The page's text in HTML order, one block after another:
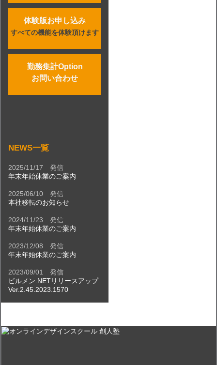
体験版お申し込み
すべての機能を体験頂けます
勤務集計Option
お問い合わせ
NEWS一覧
2025/11/17 発信
年末年始休業のご案内
2025/06/10 発信
本社移転のお知らせ
2024/11/23 発信
年末年始休業のご案内
2023/12/08 発信
年末年始休業のご案内
2023/09/01 発信
ビルメン.NETリリースアップ
Ver.2.45.2023.1570